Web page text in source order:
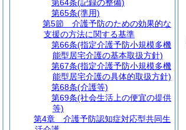
第64条(記録の整備)
第65条(準用)
第5節
介護予防のための効果的な
支援の方法に関する基準
第66条(指定介護予防小規模多機
能型居宅介護の基本取扱方針)
第67条(指定介護予防小規模多機
能型居宅介護の具体的取扱方針)
第68条(介護等)
第69条(社会生活上の便宜の提供
等)
第4章
介護予防認知症対応型共同生